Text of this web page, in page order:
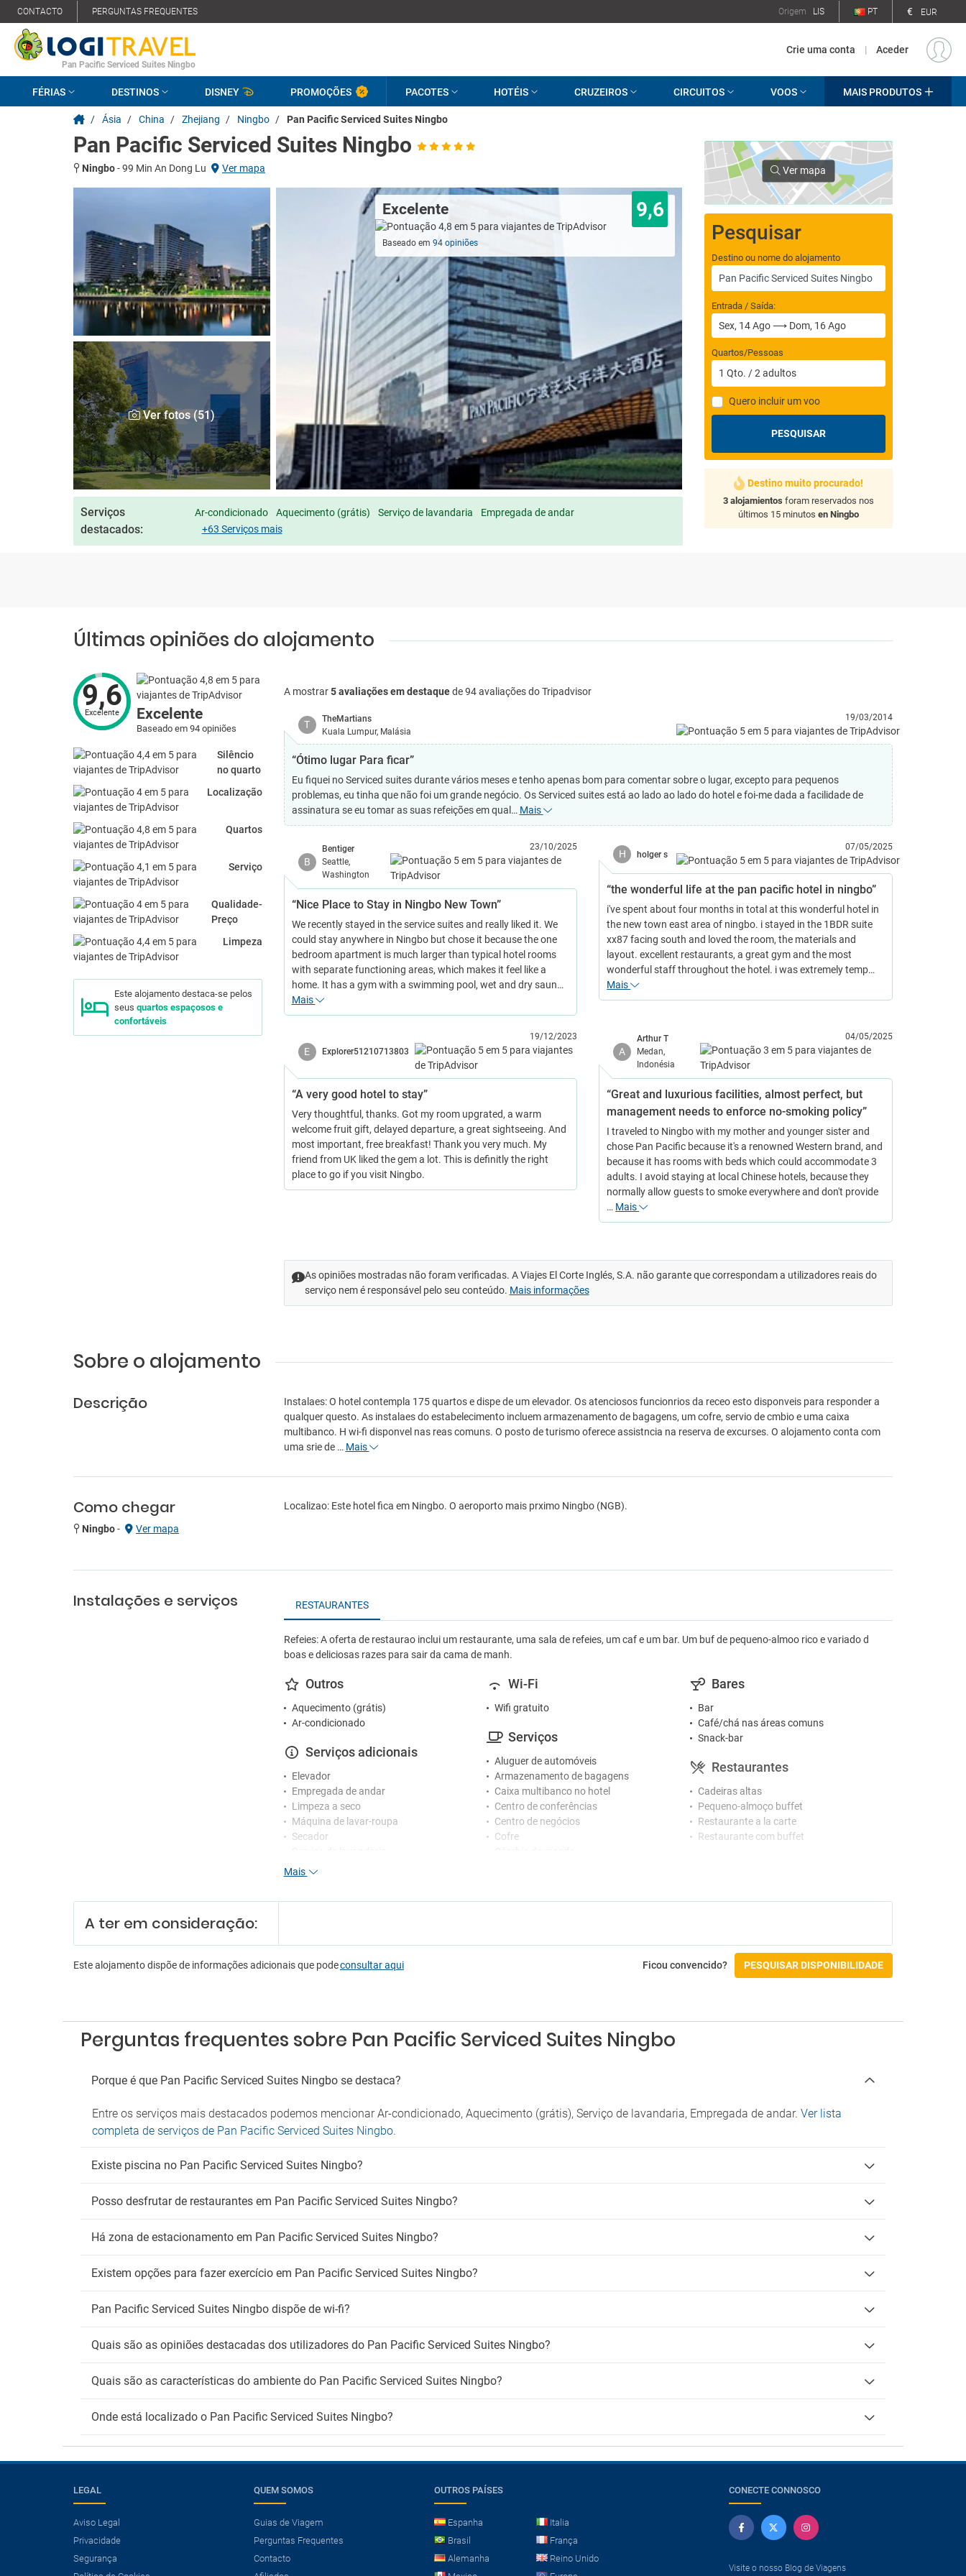
CONTACTO PERGUNTAS FREQUENTES Origem LIS PT € EUR
Pan Pacific Serviced Suites Ningbo
Crie uma conta | Aceder
FÉRIAS DESTINOS DISNEY PROMOÇÕES PACOTES HOTÉIS CRUZEIROS CIRCUITOS VOOS MAIS PRODUTOS
/ Ásia / China / Zhejiang / Ningbo / Pan Pacific Serviced Suites Ningbo
Pan Pacific Serviced Suites Ningbo
Ningbo-99 Min An Dong Lu Ver mapa
Ver fotos (51)
Excelente 9,6
Baseado em94 opiniões
Serviços
destacados:
Ar-condicionado Aquecimento (grátis) Serviço de lavandaria
Empregada de andar
+63 Serviços mais
Ver mapa
Pesquisar
Destino ou nome do alojamento
Entrada / Saída:
Quartos/Pessoas
1 Qto. /2 adultos
Quero incluir um voo
PESQUISAR
Destino muito procurado!
3 alojamientos foram reservados nos
últimos 15 minutos en Ningbo
Últimas opiniões do alojamento
9,6
Excelente Excelente
Baseado em 94 opiniões
Silêncio
no quarto
Localização
Quartos
Serviço
Qualidade-
Preço
Limpeza
Este alojamento destaca-se pelos
seus quartos espaçosos e
confortáveis
A mostrar5 avaliações em destaquede 94 avaliações do Tripadvisor
T
TheMartians
Kuala Lumpur, Malásia
19/03/2014
“Ótimo lugar Para ficar”
Eu fiquei no Serviced suites durante vários meses e tenho apenas bom para comentar sobre o lugar, excepto para pequenos
problemas, eu tinha que não foi um grande negócio. Os Serviced suites está ao lado ao lado do hotel e foi-me dada a facilidade de
assinatura se eu tomar as suas refeições em qual… Mais
B
Bentiger
Seattle,
Washington
23/10/2025
“Nice Place to Stay in Ningbo New Town”
We recently stayed in the service suites and really liked it. We
could stay anywhere in Ningbo but chose it because the one
bedroom apartment is much larger than typical hotel rooms
with separate functioning areas, which makes it feel like a
home. It has a gym with a swimming pool, wet and dry saun…
Mais
H holger s
07/05/2025
“the wonderful life at the pan pacific hotel in ningbo”
i've spent about four months in total at this wonderful hotel in
the new town east area of ningbo. i stayed in the 1BDR suite
xx87 facing south and loved the room, the materials and
layout. excellent restaurants, a great gym and the most
wonderful staff throughout the hotel. i was extremely temp…
Mais
E Explorer51210713803
19/12/2023
“A very good hotel to stay”
Very thoughtful, thanks. Got my room upgrated, a warm
welcome fruit gift, delayed departure, a great sightseeing. And
most important, free breakfast! Thank you very much. My
friend from UK liked the gem a lot. This is definitly the right
place to go if you visit Ningbo.
A
Arthur T
Medan,
Indonésia
04/05/2025
“Great and luxurious facilities, almost perfect, but
management needs to enforce no-smoking policy”
I traveled to Ningbo with my mother and younger sister and
chose Pan Pacific because it's a renowned Western brand, and
because it has rooms with beds which could accommodate 3
adults. I avoid staying at local Chinese hotels, because they
normally allow guests to smoke everywhere and don't provide
… Mais
As opiniões mostradas não foram verificadas. A Viajes El Corte Inglés, S.A. não garante que correspondam a utilizadores reais do
serviço nem é responsável pelo seu conteúdo. Mais informações
Sobre o alojamento
Descrição
Instalaes: O hotel contempla 175 quartos e dispe de um elevador. Os atenciosos funcionrios da receo esto disponveis para responder a
qualquer questo. As instalaes do estabelecimento incluem armazenamento de bagagens, um cofre, servio de cmbio e uma caixa
multibanco. H wi-fi disponvel nas reas comuns. O posto de turismo oferece assistncia na reserva de excurses. O alojamento conta com
uma srie de … Mais
Como chegar
Ningbo- Ver mapa
Localizao: Este hotel fica em Ningbo. O aeroporto mais prximo Ningbo (NGB).
Instalações e serviços RESTAURANTES
Refeies: A oferta de restaurao inclui um restaurante, uma sala de refeies, um caf e um bar. Um buf de pequeno-almoo rico e variado d
boas e deliciosas razes para sair da cama de manh.
Outros
Aquecimento (grátis)
Ar-condicionado
Serviços adicionais
Elevador
Empregada de andar
Limpeza a seco
Máquina de lavar-roupa
Secador
Receção
Funcionários que falam vários idiomas
Lojas no hotel
Estacionamento
Parque de estacionamento próximo
Fumadores
É proibido fumar
Wi-Fi
Wifi gratuito
Serviços
Aluguer de automóveis
Armazenamento de bagagens
Caixa multibanco no hotel
Centro de conferências
Centro de negócios
Cofre
Tábua para roupa
Venda de entradas
Parque infantil
Bares
Bar
Café/chá nas áreas comuns
Snack-bar
Restaurantes
Cadeiras altas
Pequeno-almoço buffet
Restaurante a la carte
Restaurante com buffet
Piscina infantil
Banho turco
Acessibilidade
Check-in/Check-out
Mais
A ter em consideração:
Este alojamento dispõe de informações adicionais que podeconsultar aqui Ficou convencido? PESQUISAR DISPONIBILIDADE
Perguntas frequentes sobre Pan Pacific Serviced Suites Ningbo
Porque é que Pan Pacific Serviced Suites Ningbo se destaca?
Entre os serviços mais destacados podemos mencionar Ar-condicionado, Aquecimento (grátis), Serviço de lavandaria, Empregada de andar. Ver lista
completa de serviços de Pan Pacific Serviced Suites Ningbo.
Existe piscina no Pan Pacific Serviced Suites Ningbo?
Posso desfrutar de restaurantes em Pan Pacific Serviced Suites Ningbo?
Há zona de estacionamento em Pan Pacific Serviced Suites Ningbo?
Existem opções para fazer exercício em Pan Pacific Serviced Suites Ningbo?
Pan Pacific Serviced Suites Ningbo dispõe de wi-fi?
Quais são as opiniões destacadas dos utilizadores do Pan Pacific Serviced Suites Ningbo?
Quais são as características do ambiente do Pan Pacific Serviced Suites Ningbo?
Onde está localizado o Pan Pacific Serviced Suites Ningbo?
Precisa de um voo?
LEGAL
Aviso Legal
Privacidade
Segurança
QUEM SOMOS
Guias de Viagem
Perguntas Frequentes
Contacto
OUTROS PAÍSES
Espanha
Italia
Brasil
França
Alemanha
Reino Unido
CONECTE CONNOSCO
Visite o nosso Blog de Viagens